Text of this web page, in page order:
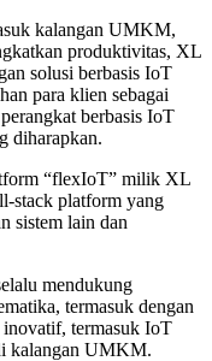
kalangan UMKM,
produktivitas, XL
solusi berbasis IoT
para klien sebagai
berbasis IoT
diharapkan.
“flexIoT” milik XL
stack platform yang
sistem lain dan
mendukung
termasuk dengan
inovatif, termasuk IoT
kalangan UMKM.